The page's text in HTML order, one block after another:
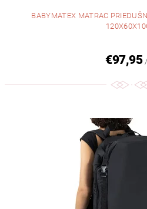
BABYMATEX MATRAC
€97,95